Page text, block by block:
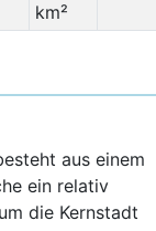
km²
aus einem
ein relativ
die Kernstadt